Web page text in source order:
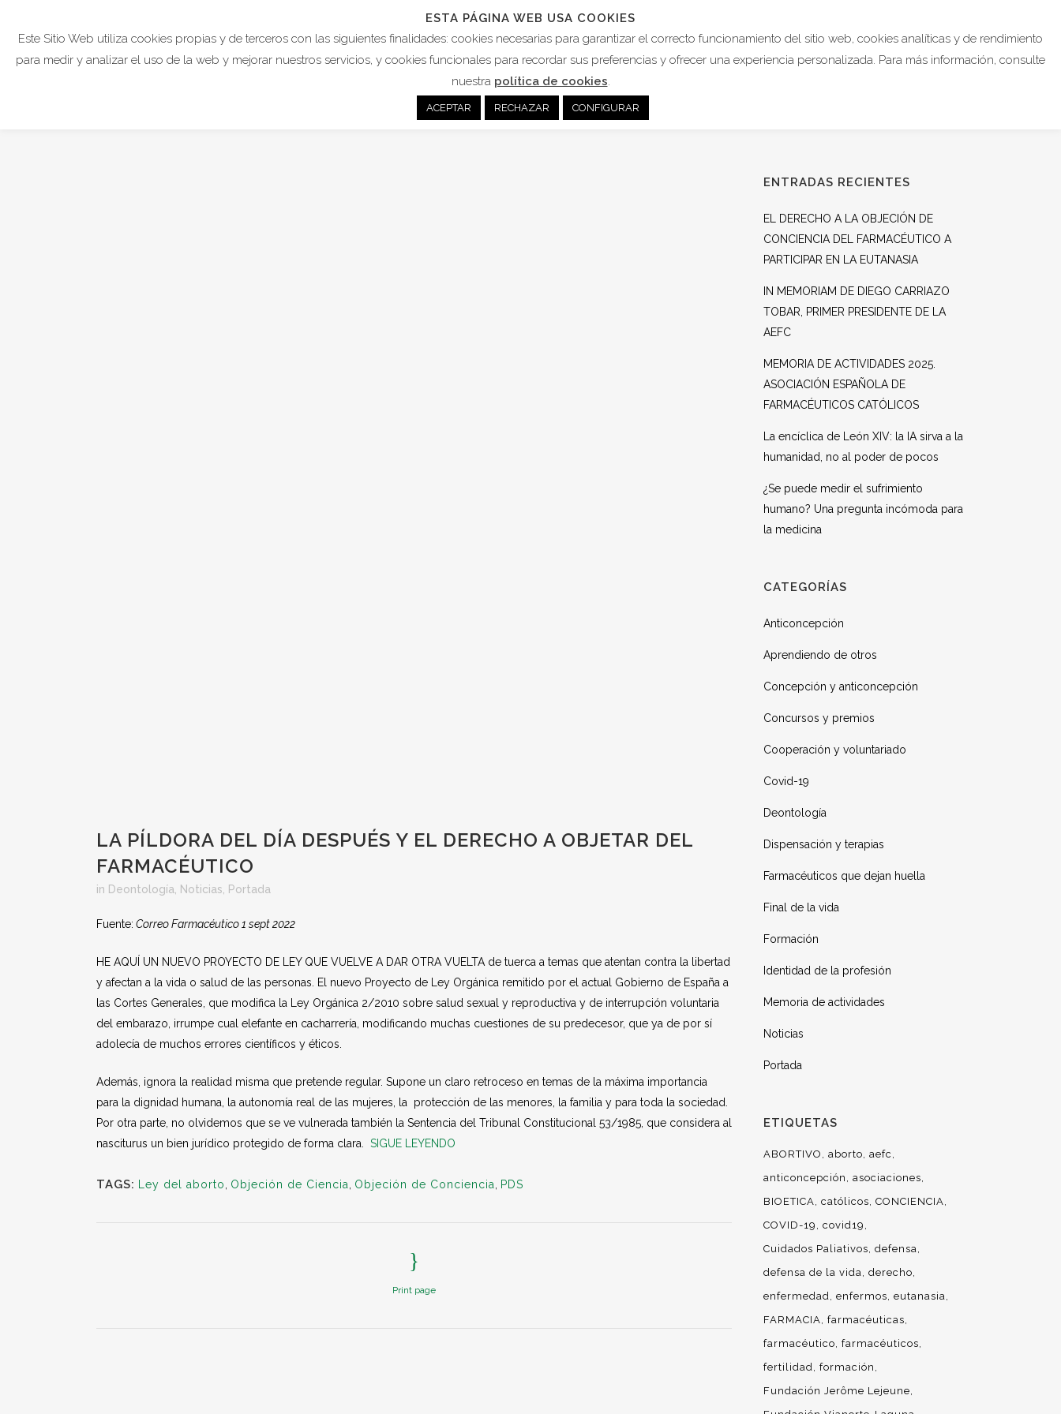
QUIÉNES SOMOS ACTIVIDADES NOTICIAS ÉTICA Y PRÁCTICA HAZTE SOCIO CONTACTO DONA
LA PÍLDORA DEL DÍA DESPUÉS Y EL DERECHO A OBJETAR DEL
FARMACÉUTICO
in Deontología Noticias Portada
Fuente: Correo Farmacéutico 1 sept 2022
HE AQUÍ UN NUEVO PROYECTO DE LEY QUE VUELVE A DAR OTRA VUELTA de tuerca a temas que atentan contra la libertad
y afectan a la vida o salud de las personas. El nuevo Proyecto de Ley Orgánica remitido por el actual Gobierno de España a
las Cortes Generales, que modifica la Ley Orgánica 2/2010 sobre salud sexual y reproductiva y de interrupción voluntaria
del embarazo, irrumpe cual elefante en cacharrería, modificando muchas cuestiones de su predecesor, que ya de por sí
adolecía de muchos errores científicos y éticos.
Además, ignora la realidad misma que pretende regular. Supone un claro retroceso en temas de la máxima importancia
para la dignidad humana, la autonomía real de las mujeres, la protección de las menores, la familia y para toda la sociedad.
Por otra parte, no olvidemos que se ve vulnerada también la Sentencia del Tribunal Constitucional 53/1985, que considera al
nasciturus un bien jurídico protegido de forma clara. SIGUE LEYENDO
TAGS: Ley del aborto Objeción de Ciencia Objeción de Conciencia PDS
Print page
ENTRADAS RECIENTES
EL DERECHO A LA OBJECIÓN DE
CONCIENCIA DEL FARMACÉUTICO A
PARTICIPAR EN LA EUTANASIA
IN MEMORIAM DE DIEGO CARRIAZO
TOBAR, PRIMER PRESIDENTE DE LA
AEFC
MEMORIA DE ACTIVIDADES 2025.
ASOCIACIÓN ESPAÑOLA DE
FARMACÉUTICOS CATÓLICOS
La encíclica de León XIV: la IA sirva a la
humanidad, no al poder de pocos
¿Se puede medir el sufrimiento
humano? Una pregunta incómoda para
la medicina
CATEGORÍAS
Anticoncepción
Aprendiendo de otros
Concepción y anticoncepción
Concursos y premios
Cooperación y voluntariado
Covid-19
Deontología
Dispensación y terapias
Farmacéuticos que dejan huella
Final de la vida
Formación
Identidad de la profesión
Memoria de actividades
Noticias
Portada
ETIQUETAS
ABORTIVO aborto aefc
anticoncepción
asociaciones
BIOETICA católicos CONCIENCIA
COVID-19
covid19
Cuidados Paliativos defensa
defensa de la vida derecho
enfermedad enfermos eutanasia
FARMACIA farmacéuticas
farmacéutico farmacéuticos
fertilidad formación
Fundación Jerôme Lejeune
ESTA PÁGINA WEB USA COOKIES
Este Sitio Web utiliza cookies propias y de terceros con las siguientes finalidades: cookies necesarias para garantizar el correcto funcionamiento del sitio web, cookies analíticas y de rendimiento
para medir y analizar el uso de la web y mejorar nuestros servicios, y cookies funcionales para recordar sus preferencias y ofrecer una experiencia personalizada. Para más información, consulte
nuestra política de cookies.
ACEPTAR RECHAZAR CONFIGURAR